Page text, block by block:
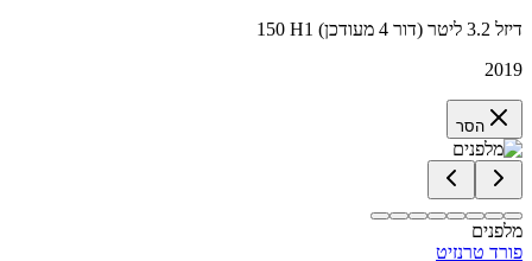
150 H1 דיזל 3.2 ליטר (דור 4 מעודכן)
2019
הסר
מלפנים
פורד טרנזיט